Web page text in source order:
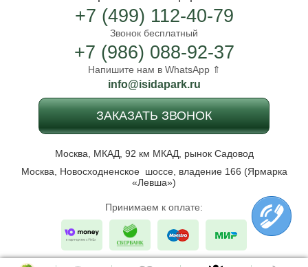
+7 (499) 112-40-79
Звонок бесплатный
+7 (986) 088-92-37
Напишите нам в WhatsApp ⇑
info@isidapark.ru
ЗАКАЗАТЬ ЗВОНОК
Москва, МКАД, 92 км МКАД, рынок Садовод
Москва, Новосходненское шоссе, владение 166 (Ярмарка
«Левша»)
Принимаем к оплате: